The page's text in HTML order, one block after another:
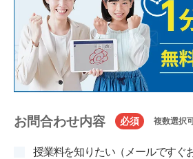
お問合わせ内容 必須 複数選択
授業料を知りたい（メールですぐ